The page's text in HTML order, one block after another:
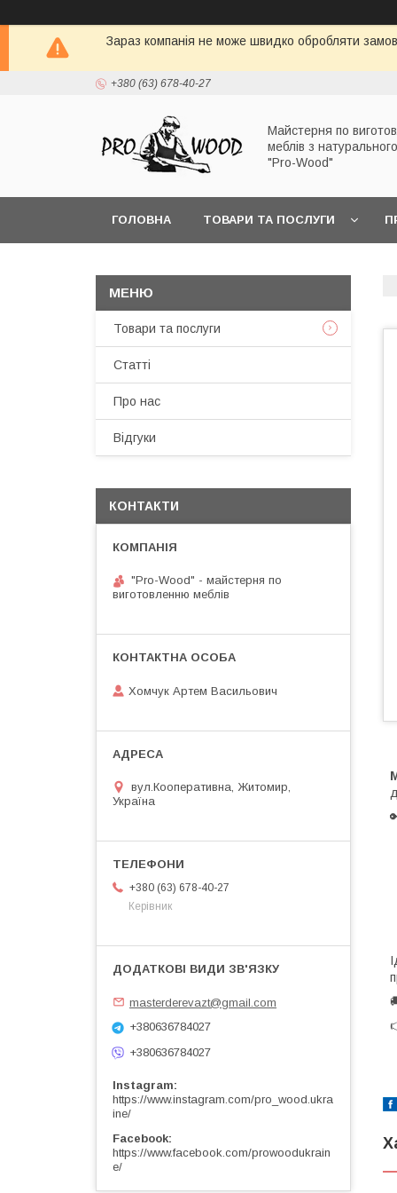
Зараз компанія не може швидко обробляти
+380 (63) 678-40-27
Майстерня по
меблів з
"Pro-Wood"
ГОЛОВНА ТОВАРИ ТА ПОСЛУГИ
Товари та послуги
Статті
Про нас
Відгуки
КОНТАКТИ
"Pro-Wood" - майстерня по
виготовленню меблів
Хомчук Артем Васильович
вул.Кооперативна, Житомир,
Україна
+380 (63) 678-40-27
Керівник
masterderevazt@gmail.com
+380636784027
+380636784027
Instagram
https://www.instagram.com/pro_wood.ukra
ine/
Facebook
https://www.facebook.com/prowoodukrain
e/